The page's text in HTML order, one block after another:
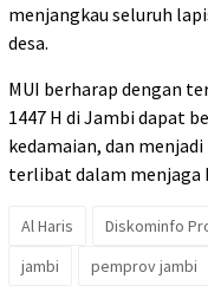
menjangkau seluruh
desa.
MUI berharap dengan
1447 H di Jambi dapat
kedamaian, dan
terlibat dalam menjaga
Al Haris Diskominfo
jambi
pemprov jambi